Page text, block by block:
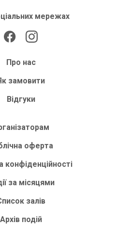
мережах
Про нас
замовити
Відгуки
оферта
конфіденційності
за місяцями
залів
Архів подій